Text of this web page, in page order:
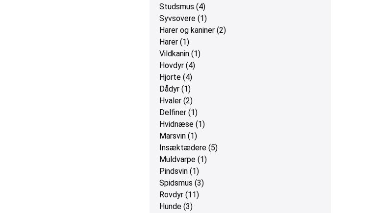
Studsmus (4)
Syvsovere(1)
Harer og kaniner(2)
Harer(1)
Vildkanin(1)
Hovdyr(4)
Hjorte(4)
Dådyr(1)
Hvaler(2)
Delfiner(1)
Hvidnæse(1)
Marsvin(1)
Insæktædere(5)
Muldvarpe(1)
Pindsvin(1)
Spidsmus (3)
Rovdyr(11)
Hunde(3)